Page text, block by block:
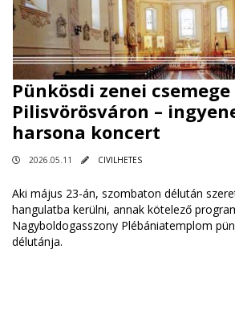
Pünkösdi zenei csemege
Pilisvörösváron –
harsona koncert
2026.05.11 CIVILHETES
Aki május 23-án, szombaton délután
hangulatba kerülni, annak kötelező
Nagyboldogasszony Plébániatemplom
délutánja.